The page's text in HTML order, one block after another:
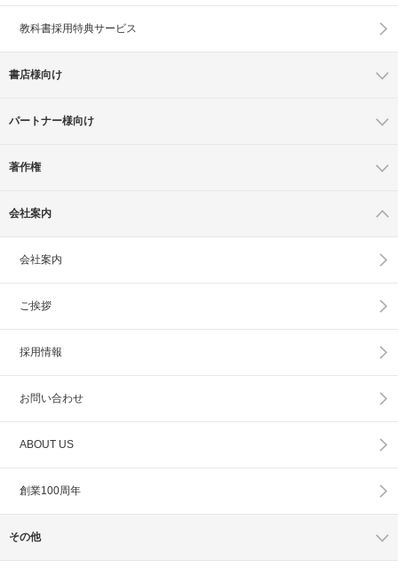
教科書採用特典サービス
書店様向け
パートナー様向け
著作権
会社案内
会社案内
ご挨拶
採用情報
お問い合わせ
ABOUT US
創業100周年
その他